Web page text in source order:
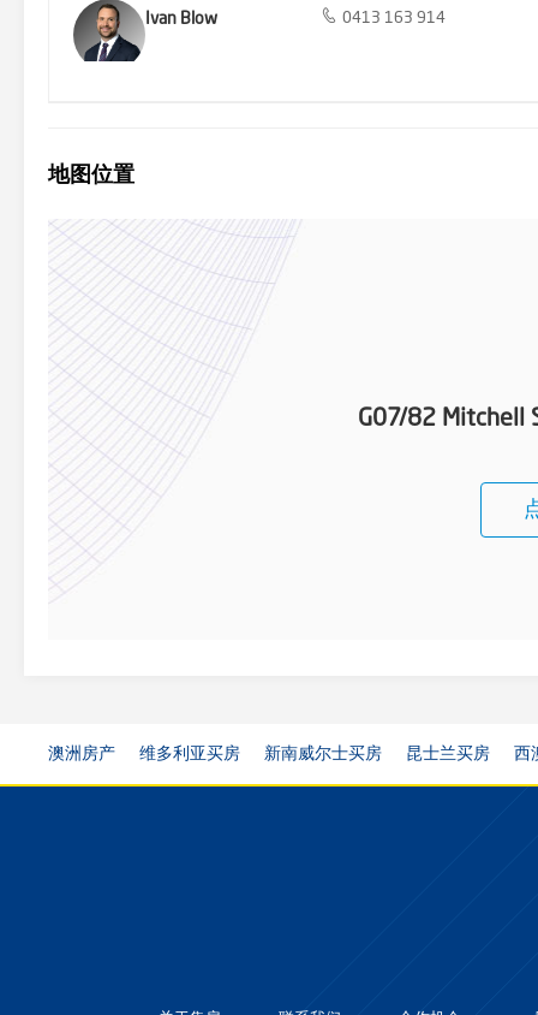
Ivan Blow 0413 163 914
地图位置
G07/82 Mitchell
澳洲房产 维多利亚买房 新南威尔士买房 昆士兰买房 西